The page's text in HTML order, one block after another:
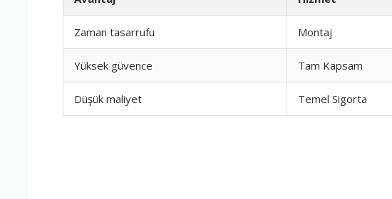
Zaman tasarrufu Montaj
Yüksek güvence Tam Kapsam
Düşük maliyet Temel Sigorta
Zamanlama
Firma Çalışanları